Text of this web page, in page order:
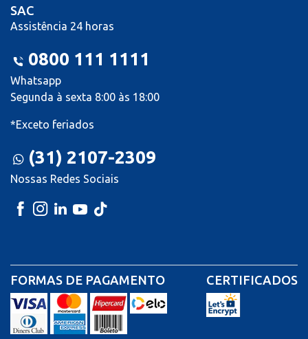
SAC
Assistência 24 horas
0800 111 1111
Whatsapp
Segunda à sexta 8:00 às 18:00
*Exceto feriados
(31) 2107-2309
Nossas Redes Sociais
FORMAS DE PAGAMENTO CERTIFICADOS